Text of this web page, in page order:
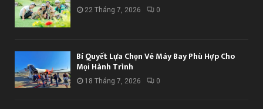
22 Tháng 7, 2026 0
Bí Quyết Lựa Chọn Vé Máy Bay Phù Hợp Cho
Mọi Hành Trình
18 Tháng 7, 2026 0